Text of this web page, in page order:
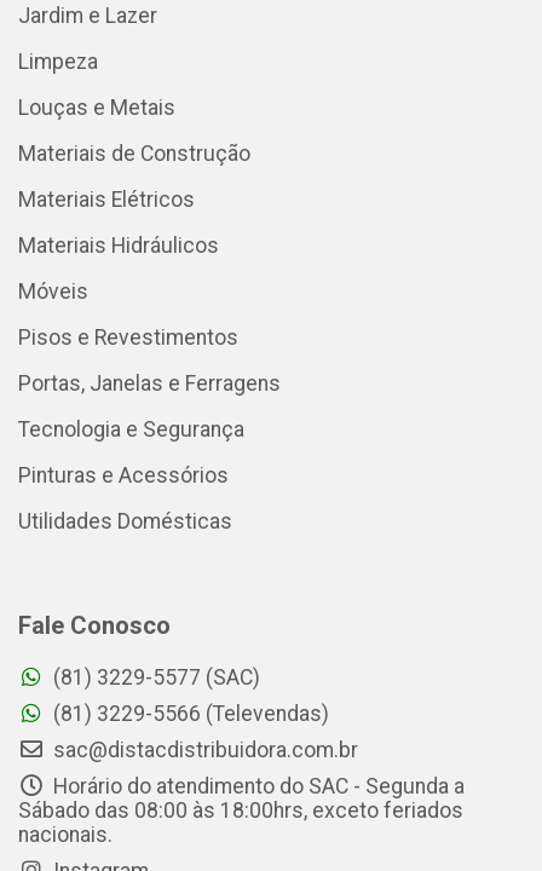
Jardim e Lazer
Limpeza
Louças e Metais
Materiais de Construção
Materiais Elétricos
Materiais Hidráulicos
Móveis
Pisos e Revestimentos
Portas, Janelas e Ferragens
Tecnologia e Segurança
Pinturas e Acessórios
Utilidades Domésticas
Fale Conosco
(81) 3229-5577 (SAC)
(81) 3229-5566 (Televendas)
sac@distacdistribuidora.com.br
Horário do atendimento do SAC - Segunda a
Sábado das 08:00 às 18:00hrs, exceto feriados
nacionais.